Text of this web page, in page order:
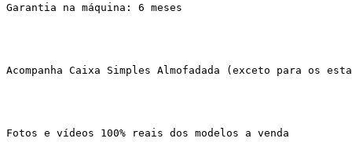
Garantia na máquina: 6 meses
Acompanha Caixa Simples Almofadada (exceto para os
Fotos e vídeos 100% reais dos modelos a venda